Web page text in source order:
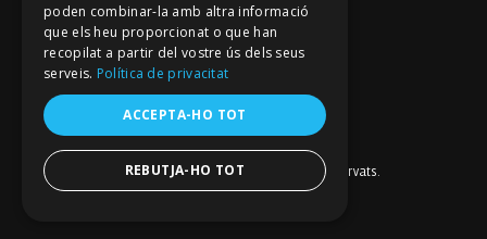
Segueix-nos
Mallorca Oral, un projecte de
Avís legal
Política de galetes
Política de privacitat
Política de privacitat a les xarxes socials
© Fundació Mallorca Literària 2026. Tots els drets reservats.
Disseny i desenvolupament web BESTALDE STUDIO
poden combinar-la amb altra informació
que els heu proporcionat o que han
recopilat a partir del vostre ús dels seus
serveis. Política de privacitat
ACCEPTA-HO TOT
REBUTJA-HO TOT